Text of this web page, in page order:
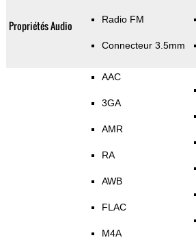
Propriétés Audio Radio FM
Connecteur 3.5mm
AAC
3GA
AMR
RA
AWB
FLAC
M4A